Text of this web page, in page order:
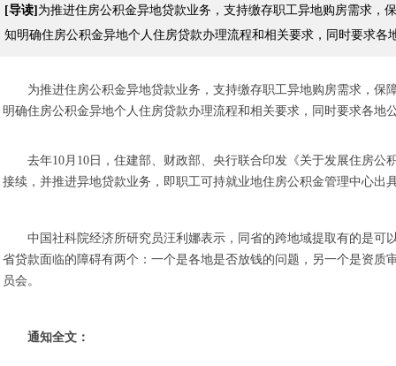
[导读] 为推进住房公积金异地贷款业务，支持缴存职工异地购房需求，
知明确住房公积金异地个人住房贷款办理流程和相关要求，同时要求
为推进住房公积金异地贷款业务，支持缴存职工异地购房需求，
明确住房公积金异地个人住房贷款办理流程和相关要求，同时要求各地
去年10月10日，住建部、财政部、央行联合印发《关于发展住房
接续，并推进异地贷款业务，即职工可持就业地住房公积金管理中心
中国社科院经济所研究员汪利娜表示，同省的跨地域提取有的是
省贷款面临的障碍有两个：一个是各地是否放钱的问题，另一个是资
员会。
通知全文：